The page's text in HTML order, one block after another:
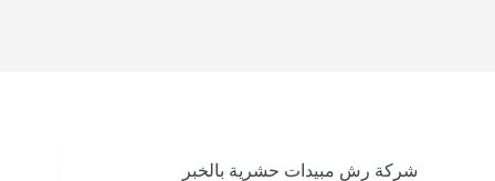
شركة رش مبيدات حشرية بالخبر